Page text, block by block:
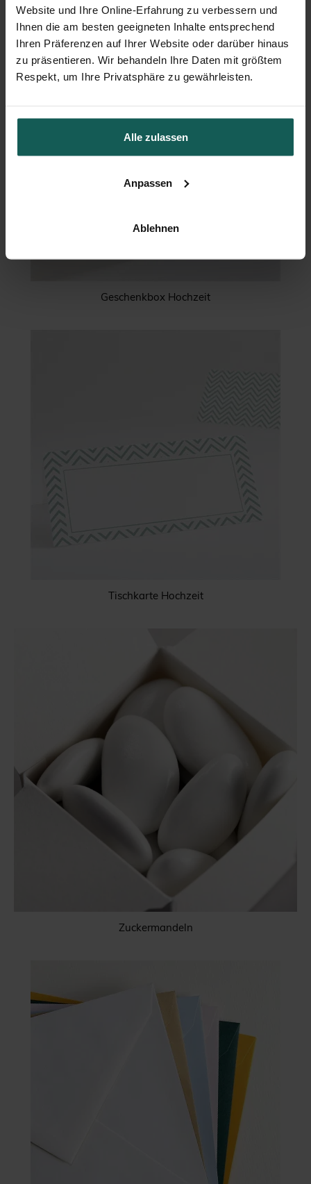
Website und Ihre Online-Erfahrung zu verbessern und
Ihnen die am besten geeigneten Inhalte entsprechend
Ihren Präferenzen auf Ihrer Website oder darüber hinaus
zu präsentieren. Wir behandeln Ihre Daten mit größtem
Respekt, um Ihre Privatsphäre zu gewährleisten.
Alle zulassen
Anpassen
Ablehnen
Geschenkbox Hochzeit
Tischkarte Hochzeit
Zuckermandeln